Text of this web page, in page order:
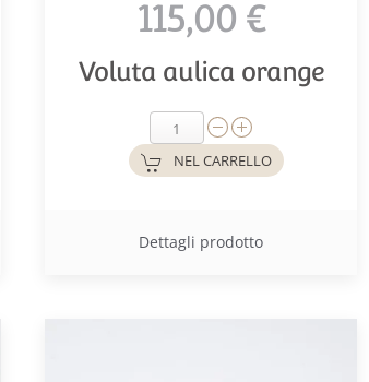
115,00 €
Voluta aulica orange
NEL CARRELLO
Dettagli prodotto